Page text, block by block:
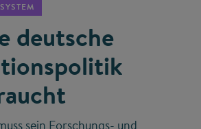
deutsche
sein Forschungs- und